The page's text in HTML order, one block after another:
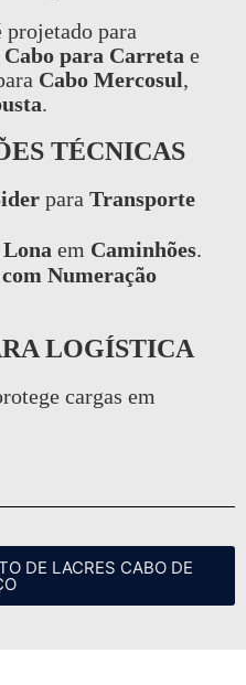
projetado para
Cabo para Carreta e
Cabo Mercosul,
.
TÉCNICAS
para Transporte
em Caminhões.
Numeração
LOGÍSTICA
cargas em
DE LACRES CABO DE